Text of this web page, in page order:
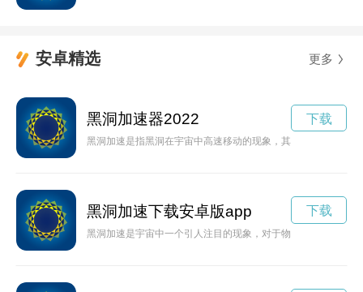
安卓精选 更多
黑洞加速器2022
黑洞加速是指黑洞在宇宙中高速移动的现象，其运动速度通常由
下载
黑洞加速下载安卓版app
黑洞加速是宇宙中一个引人注目的现象，对于物理学家来说是一
下载